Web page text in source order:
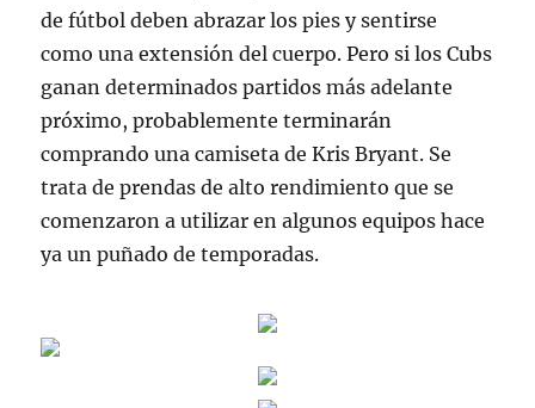
de fútbol deben abrazar los pies y sentirse
como una extensión del cuerpo. Pero si los Cubs
ganan determinados partidos más adelante
próximo, probablemente terminarán
comprando una camiseta de Kris Bryant. Se
trata de prendas de alto rendimiento que se
comenzaron a utilizar en algunos equipos hace
ya un puñado de temporadas.